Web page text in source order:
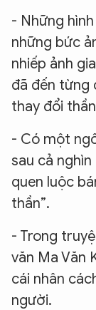
- Những
những bức
nhiếp ảnh
đã đến từng
thay đổi
- Có một
sau cả
quen luộc
thần”.
- Trong
văn Ma Văn
cái nhân
người.